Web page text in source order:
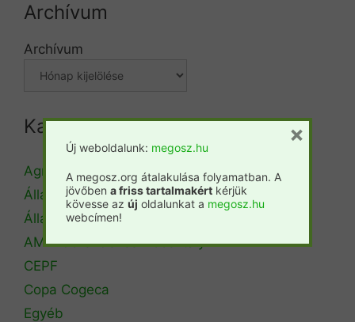
Archívum
Archívum
Kategóriák
Agrárminisztérium
Állásbörze
Álláshirdetés
AM Erdőrendezési Főosztály
CEPF
Copa Cogeca
Egyéb
Új weboldalunk: megosz.hu
A megosz.org átalakulása folyamatban. A
jövőben a friss tartalmakért kérjük
kövesse az új oldalunkat a megosz.hu
webcímen!
×